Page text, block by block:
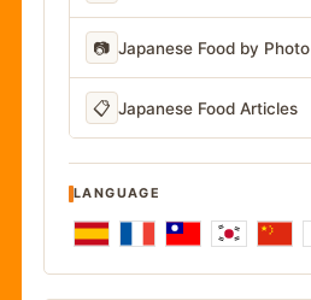
📷 Japanese Food by Photo
📋 Japanese Food Articles
LANGUAGE